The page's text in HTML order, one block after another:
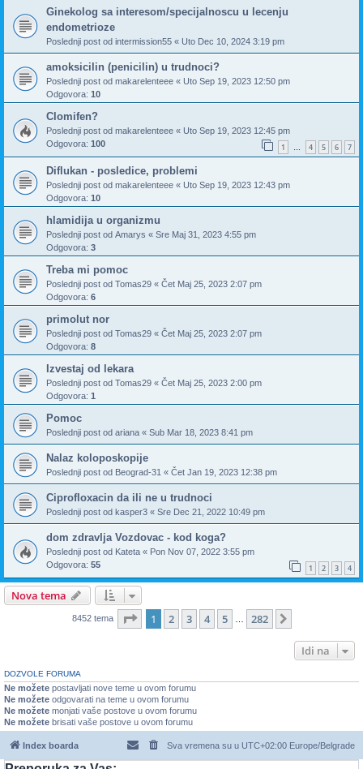
Ginekolog sa interesom/specijalnoscu u lecenju
endometrioze
Poslednji post od intermission55 « Uto Dec 10, 2024 3:19 pm
amoksicilin (penicilin) u trudnoci?
Poslednji post od makarelenteee « Uto Sep 19, 2023 12:50 pm
Odgovora: 10
Clomifen?
Poslednji post od makarelenteee « Uto Sep 19, 2023 12:45 pm
Odgovora: 100 1 4 5 6 7
Diflukan - posledice, problemi
Poslednji post od makarelenteee « Uto Sep 19, 2023 12:43 pm
Odgovora: 10
hlamidija u organizmu
Poslednji post od Amarys « Sre Maj 31, 2023 4:55 pm
Odgovora: 3
Treba mi pomoc
Poslednji post od Tomas29 « Čet Maj 25, 2023 2:07 pm
Odgovora: 6
primolut nor
Poslednji post od Tomas29 « Čet Maj 25, 2023 2:07 pm
Odgovora: 8
Izvestaj od lekara
Poslednji post od Tomas29 « Čet Maj 25, 2023 2:00 pm
Odgovora: 1
Pomoc
Poslednji post od ariana « Sub Mar 18, 2023 8:41 pm
Nalaz koloposkopije
Poslednji post od Beograd-31 « Čet Jan 19, 2023 12:38 pm
Ciprofloxacin da ili ne u trudnoci
Poslednji post od kasper3 « Sre Dec 21, 2022 10:49 pm
dom zdravlja Vozdovac - kod koga?
Poslednji post od Kateta « Pon Nov 07, 2022 3:55 pm
Odgovora: 55 1 2 3 4
Nova tema
8452 tema Stranica 1od282
1 2 3 4 5 282
Idi na
DOZVOLE FORUMA
Ne možete postavljati nove teme u ovom forumu
Ne možete odgovarati na teme u ovom forumu
Ne možete monjati vaše postove u ovom forumu
Ne možete brisati vaše postove u ovom forumu
Index boarda Sva vremena su u UTC+02:00 Europe/Belgrade